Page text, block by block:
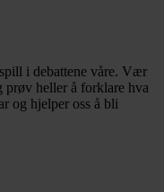
i debattene våre. Vær
prøv heller å forklare hva
og hjelper oss å bli